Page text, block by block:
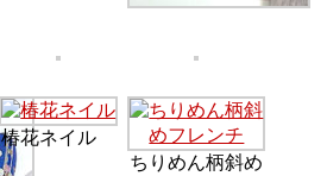
椿花ネイル
ちりめん柄斜め